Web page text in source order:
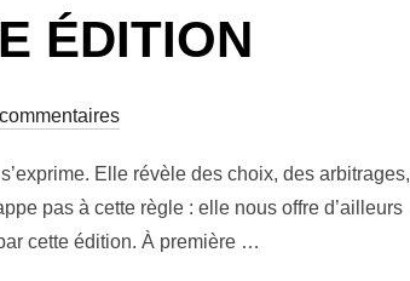
ÉDITION
Elle révèle des choix, des arbitrages,
pas à cette règle : elle nous offre d’ailleurs
cette édition. À première …